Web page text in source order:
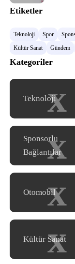
Etiketler
Teknoloji Spor
Kültür Sanat
Gündem
Kategoriler
x
Teknoloji
x
Sponsorlu
Bağlantılar
x
Otomobil
x
Kültür Sanat